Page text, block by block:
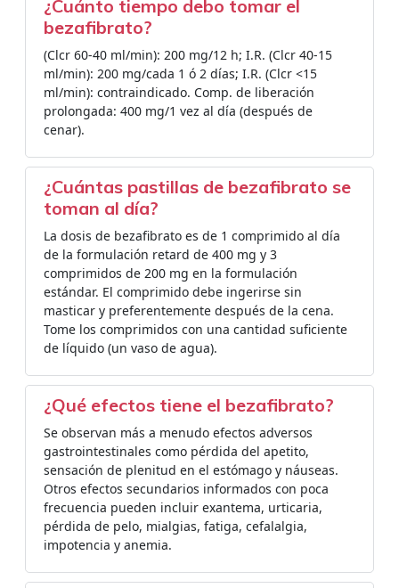
¿Cuánto tiempo debo tomar el
bezafibrato?
(Clcr 60-40 ml/min): 200 mg/12 h; I.R. (Clcr 40-15
ml/min): 200 mg/cada 1 ó 2 días; I.R. (Clcr <15
ml/min): contraindicado. Comp. de liberación
prolongada: 400 mg/1 vez al día (después de
cenar).
¿Cuántas pastillas de bezafibrato se
toman al día?
La dosis de bezafibrato es de 1 comprimido al día
de la formulación retard de 400 mg y 3
comprimidos de 200 mg en la formulación
estándar. El comprimido debe ingerirse sin
masticar y preferentemente después de la cena.
Tome los comprimidos con una cantidad suficiente
de líquido (un vaso de agua).
¿Qué efectos tiene el bezafibrato?
Se observan más a menudo efectos adversos
gastrointestinales como pérdida del apetito,
sensación de plenitud en el estómago y náuseas.
Otros efectos secundarios informados con poca
frecuencia pueden incluir exantema, urticaria,
pérdida de pelo, mialgias, fatiga, cefalalgia,
impotencia y anemia.